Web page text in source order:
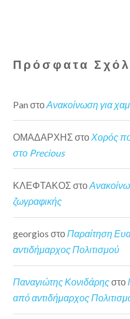
Πρόσφατα
Pan στοΑνακοίνωση για
ΟΜΑΔΑΡΧΗΣ στο Χορός
στο Precious
ΚΛΕΦΤΑΚΟΣ στο
ζωγραφικής
georgios στοΠαραίτηση
αντιδήμαρχος Πολιτισμού
Παναγιώτης Κονιδάρηςστο
από αντιδήμαρχος